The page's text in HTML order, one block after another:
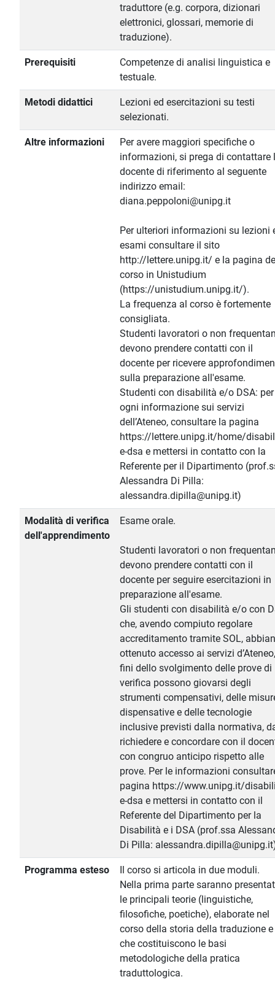
traduttore (e.g. corpora, dizionari
elettronici, glossari, memorie di
traduzione).
Prerequisiti
Competenze di analisi linguistica e
testuale.
Metodi didattici
Lezioni ed esercitazioni su testi
selezionati.
Altre informazioni
Per avere maggiori specifiche o
informazioni, si prega di contattare
docente di riferimento al seguente
indirizzo email:
diana.peppoloni@unipg.it
Per ulteriori informazioni su lezioni
esami consultare il sito
http://lettere.unipg.it/ e la pagina
corso in Unistudium
(https://unistudium.unipg.it/).
La frequenza al corso è fortemente
consigliata.
Studenti lavoratori o non
devono prendere contatti con il
docente per ricevere
sulla preparazione all'esame.
Studenti con disabilità e/o DSA: per
ogni informazione sui servizi
dell’Ateneo, consultare la pagina
https://lettere.unipg.it/home/
e-dsa e mettersi in contatto con la
Referente per il Dipartimento
Alessandra Di Pilla:
alessandra.dipilla@unipg.it)
Modalità di verifica
dell'apprendimento
Esame orale.
Studenti lavoratori o non
devono prendere contatti con il
docente per seguire esercitazioni in
preparazione all'esame.
Gli studenti con disabilità e/o con
che, avendo compiuto regolare
accreditamento tramite SOL,
ottenuto accesso ai servizi
fini dello svolgimento delle prove di
verifica possono giovarsi degli
strumenti compensativi, delle
dispensative e delle tecnologie
inclusive previsti dalla normativa,
richiedere e concordare con il
con congruo anticipo rispetto alle
prove. Per le informazioni
pagina https://www.unipg.it/
e-dsa e mettersi in contatto con il
Referente del Dipartimento per la
Disabilità e i DSA (prof.ssa
Di Pilla:
Programma esteso
Il corso si articola in due moduli.
Nella prima parte saranno
le principali teorie (linguistiche,
filosofiche, poetiche), elaborate nel
corso della storia della traduzione e
che costituiscono le basi
metodologiche della pratica
traduttologica.